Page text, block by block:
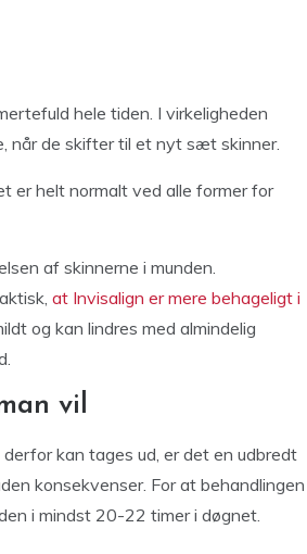
hele tiden. I virkeligheden
når de skifter til et nyt sæt skinner.
er helt normalt ved alle former for
af skinnerne i munden.
at Invisalign er mere behageligt i
og kan lindres med almindelig
vil
kan tages ud, er det en udbredt
konsekvenser. For at behandlingen
i mindst 20-22 timer i døgnet.